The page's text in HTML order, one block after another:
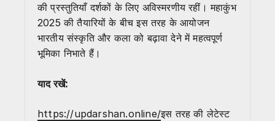
की प्रस्तुतियाँ दर्शकों के लिए अविस्मरणीय रहीं। महाकुंभ
2025 की तैयारियों के बीच इस तरह के आयोजन
भारतीय संस्कृति और कला को बढ़ावा देने में महत्वपूर्ण
भूमिका निभाते हैं।
याद रखें:
https://updarshan.online/इस तरह की लेटेस्ट